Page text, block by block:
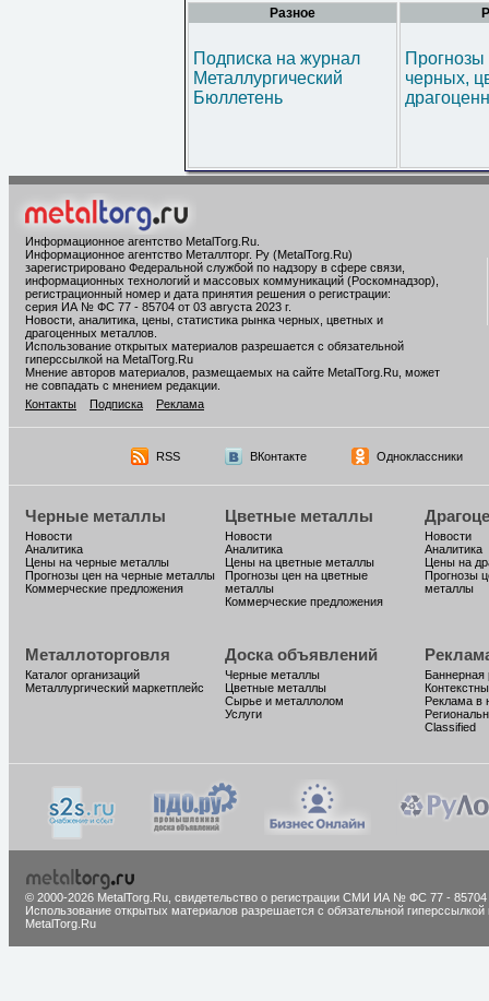
Разное
Подписка на журнал
Металлургический
Бюллетень
черных,
Информационное агентство MetalTorg.Ru
Информационное агентство Металлторг. Ру (MetalTorg.Ru)
зарегистрировано Федеральной службой по надзору в сфере связи,
информационных технологий и массовых коммуникаций (Роскомнадзор),
регистрационный номер и дата принятия решения о регистрации:
серия ИА № ФС 77 - 85704 от 03 августа 2023 г.
Новости, аналитика, цены, статистика рынка черных, цветных и
драгоценных металлов.
Использование открытых материалов разрешается с обязательной
гиперссылкой на MetalTorg.Ru
Мнение авторов материалов, размещаемых на сайте MetalTorg.Ru, может
не совпадать с мнением редакции.
Контакты
Подписка Реклама
RSS ВКонтакте Одноклассники
Черные металлы
Новости
Аналитика
Цены на черные металлы
Прогнозы цен на черные металлы
Коммерческие предложения
Цветные металлы
Новости
Аналитика
Цены на цветные металлы
Прогнозы цен на цветные
металлы
Коммерческие предложения
Новости
Аналитика
Цены на
Прогнозы
металлы
Металлоторговля
Каталог организаций
Металлургический маркетплейс
Доска объявлений
Черные металлы
Цветные металлы
Сырье и металлолом
Услуги
Баннерная
Реклама в
Classified
© 2000-2026 MetalTorg.Ru, cвидетельство о регистрации СМИ ИА № ФС 77 - 85704
Использование открытых материалов разрешается с обязательной гиперссылкой
MetalTorg.Ru